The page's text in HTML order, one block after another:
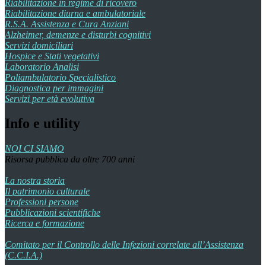
Riabilitazione in regime di ricovero
Riabilitazione diurna e ambulatoriale
R.S.A. Assistenza e Cura Anziani
Alzheimer, demenze e disturbi cognitivi
Servizi domiciliari
Hospice e Stati vegetativi
Laboratorio Analisi
Poliambulatorio Specialistico
Diagnostica per immagini
Servizi per età evolutiva
Info e utility
NOI CI SIAMO
Risorsa pubblica da oltre 700 anni
La nostra storia
Il patrimonio culturale
Professioni persone
Pubblicazioni scientifiche
Ricerca e formazione
Comitato per il Controllo delle Infezioni correlate all’Assistenza
(C.C.I.A.)